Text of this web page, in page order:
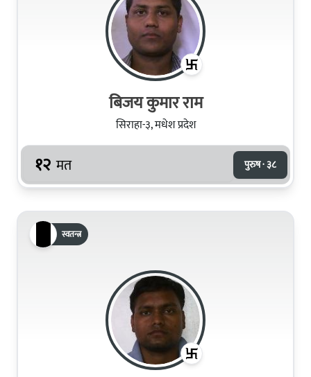
बिजय कुमार राम
सिराहा-३, मधेश प्रदेश
१२ मत पुरुष · ३८
स्वतन्त्र